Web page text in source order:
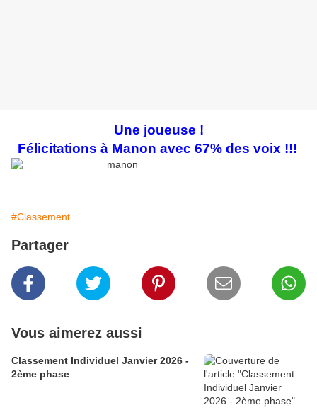
Une joueuse !
Félicitations à Manon avec 67% des voix !!!
#Classement
Partager
Vous aimerez aussi
Classement Individuel Janvier 2026 -
2ème phase